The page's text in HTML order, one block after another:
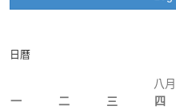
日曆
八
一
二 三 四